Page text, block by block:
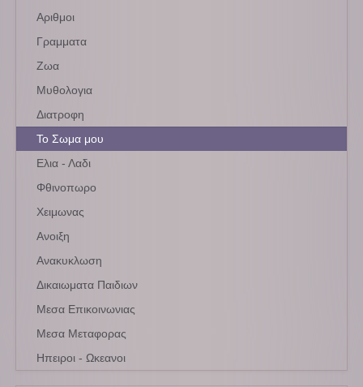
Αριθμοι
Γραμματα
Ζωα
Μυθολογια
Διατροφη
Το Σωμα μου
Ελια - Λαδι
Φθινοπωρο
Χειμωνας
Ανοιξη
Ανακυκλωση
Δικαιωματα Παιδιων
Μεσα Επικοινωνιας
Μεσα Μεταφορας
Ηπειροι - Ωκεανοι